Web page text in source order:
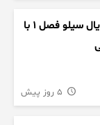
دانلود کامل سریال سیلو فصل ۱ با